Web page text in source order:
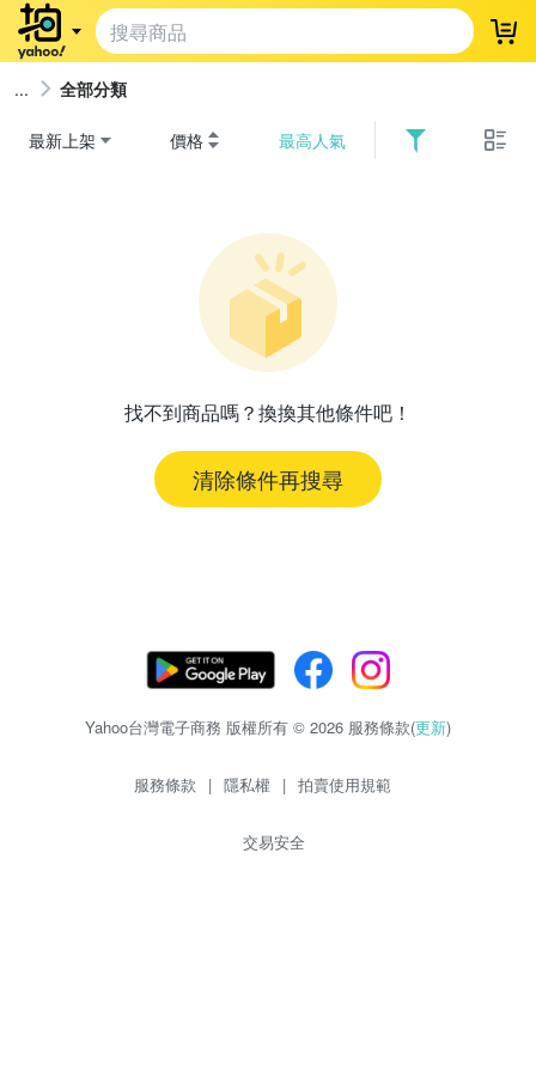
登
全部分類
最新上架 價格 最高人氣
找不到商品嗎？換換其他條件吧！
清除條件再搜尋
Yahoo台灣電子商務 版權所有 © 2026 服務條款(更新)
服務條款 | 隱私權 | 拍賣使用規範
交易安全